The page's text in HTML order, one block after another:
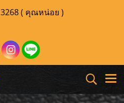
( คุณหน่อย )